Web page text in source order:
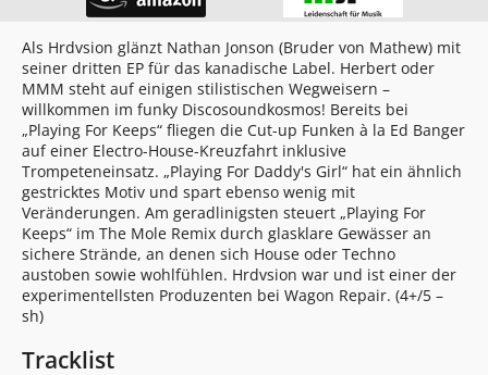
Als Hrdvsion glänzt Nathan Jonson (Bruder von Mathew) mit
seiner dritten EP für das kanadische Label. Herbert oder
MMM steht auf einigen stilistischen Wegweisern –
willkommen im funky Discosoundkosmos! Bereits bei
„Playing For Keeps“ fliegen die Cut-up Funken à la Ed Banger
auf einer Electro-House-Kreuzfahrt inklusive
Trompeteneinsatz. „Playing For Daddy's Girl“ hat ein ähnlich
gestricktes Motiv und spart ebenso wenig mit
Veränderungen. Am geradlinigsten steuert „Playing For
Keeps“ im The Mole Remix durch glasklare Gewässer an
sichere Strände, an denen sich House oder Techno
austoben sowie wohlfühlen. Hrdvsion war und ist einer der
experimentellsten Produzenten bei Wagon Repair. (4+/5 –
sh)
Tracklist